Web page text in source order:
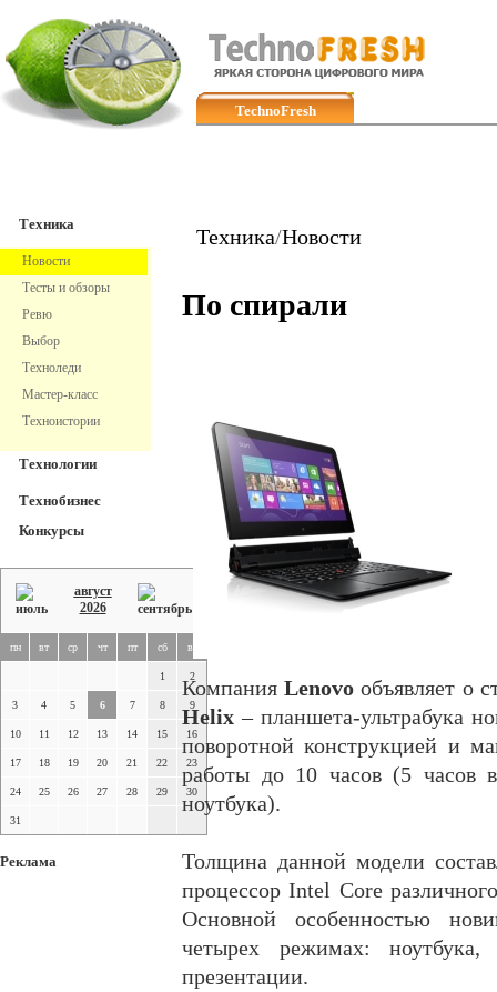
TechnoFresh
Техника
Новости
Тесты и обзоры
Ревю
Выбор
Техноледи
Мастер-класс
Техноистории
Технологии
Технобизнес
Конкурсы
август
2026
пн вт ср чт пт сб вс
1 2
3 4 5 6 7 8 9
10 11 12 13 14 15 16
17 18 19 20 21 22 23
24 25 26 27 28 29 30
31
Реклама
Техника/Новости
По спирали
КомпанияLenovo объявляет о
Helix– планшета-ультрабука
поворотной конструкцией и
работы до 10 часов (5
ноутбука).
Толщина данной модели
процессор Intel Core
Основной особенностью
четырех режимах:
презентации.